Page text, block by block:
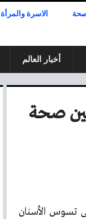
الاسرة والمرأة
أخبار العالم
صحة
تسوس الأسنان